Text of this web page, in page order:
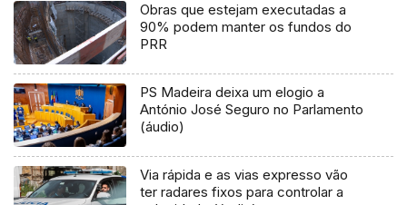
Obras que estejam executadas a
90% podem manter os fundos do
PRR
PS Madeira deixa um elogio a
António José Seguro no Parlamento
(áudio)
Via rápida e as vias expresso vão
ter radares fixos para controlar a